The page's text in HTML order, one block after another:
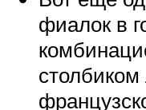
фиалок в
столбиком